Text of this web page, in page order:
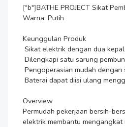
["b"]BATHE PROJECT Sikat
Warna: Putih
Keunggulan Produk
Overview
Permudah pekerjaan bersih-
elektrik membantu